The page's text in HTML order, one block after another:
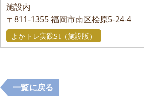
施設内
〒811-1355福岡市南区桧原5-24-4
よかトレ実践St（施設版）
一覧に戻る